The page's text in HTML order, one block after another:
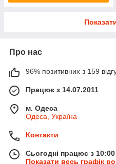
Про нас
96% позитивних з 159
Працює з 14.07.2011
м. Одеса
Одеса, Україна
Контакти
Сьогодні працює з
Показати весь графік